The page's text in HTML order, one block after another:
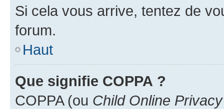
Si cela vous arrive, tentez de
forum.
Haut
Que signifie COPPA ?
COPPA (ou Child Online